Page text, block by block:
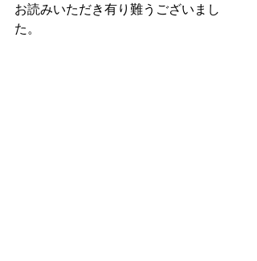
お読みいただき有り難うございまし
た。